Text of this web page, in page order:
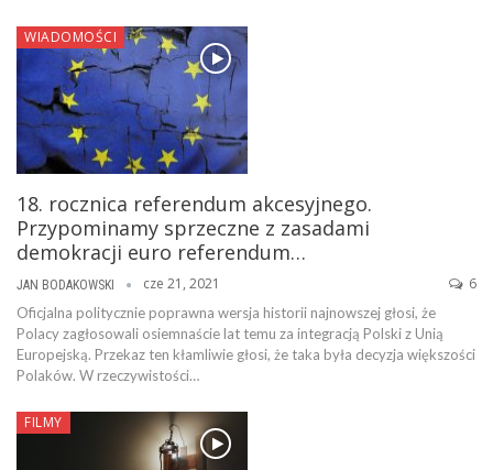
WIADOMOŚCI
18. rocznica referendum akcesyjnego.
Przypominamy sprzeczne z zasadami
demokracji euro referendum…
JAN BODAKOWSKI cze 21, 2021 6
Oficjalna politycznie poprawna wersja historii najnowszej głosi, że
Polacy zagłosowali osiemnaście lat temu za integracją Polski z Unią
Europejską. Przekaz ten kłamliwie głosi, że taka była decyzja większości
Polaków. W rzeczywistości…
FILMY